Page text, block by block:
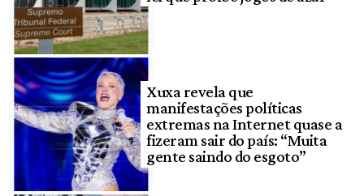
Xuxa revela que
manifestações políticas
extremas na Internet quase a
fizeram sair do país: “Muita
gente saindo do esgoto”